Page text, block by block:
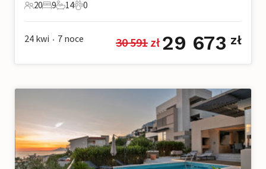
20 Goście
20
9 Sypialnie
9
14 Łazienki
14
0 Zwierzęta domowe
0
24 kwi • 7 noce 30 591 zł 29 673 zł